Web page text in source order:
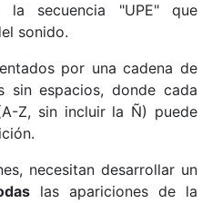
la secuencia "UPE" que
sonido.
por una cadena de
sin espacios, donde cada
Z, sin incluir la Ñ) puede
necesitan desarrollar un
las apariciones de la